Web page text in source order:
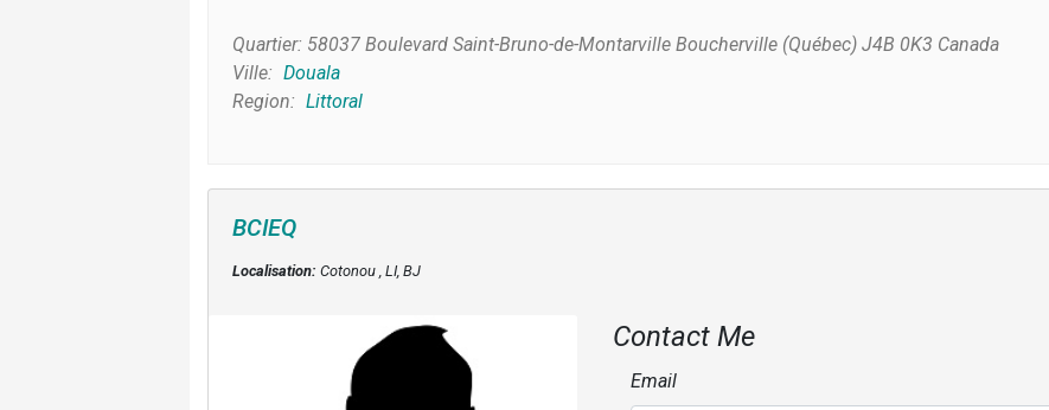
Quartier: 58037 Boulevard Saint-Bruno-de-Montarville Boucherville (Québec) J4B 0K3 Canada
Ville: Douala
Region: Littoral
BCIEQ
Localisation: Cotonou , LI, BJ
Contact Me
Email